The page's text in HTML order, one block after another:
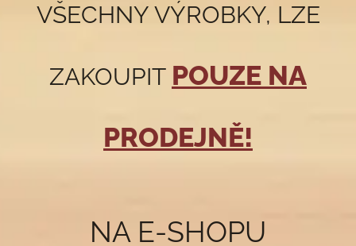
VŠECHNY VÝROBKY, LZE
ZAKOUPIT POUZE NA
PRODEJNĚ!
NA E-SHOPU